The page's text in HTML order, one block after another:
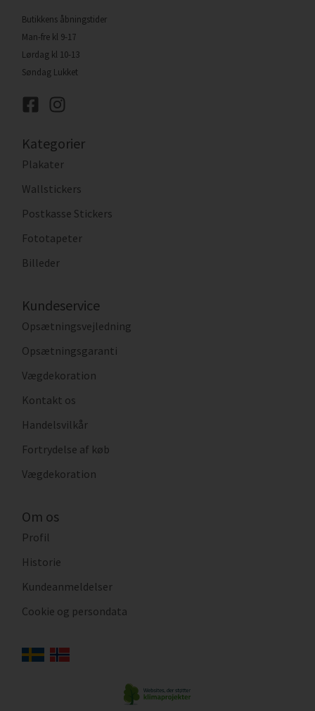
Butikkens åbningstider
Man-fre kl 9-17
Lørdag kl 10-13
Søndag Lukket
Kategorier
Plakater
Wallstickers
Postkasse Stickers
Fototapeter
Billeder
Kundeservice
Opsætningsvejledning
Opsætningsgaranti
Vægdekoration
Kontakt os
Handelsvilkår
Fortrydelse af køb
Vægdekoration
Om os
Profil
Historie
Kundeanmeldelser
Cookie og persondata